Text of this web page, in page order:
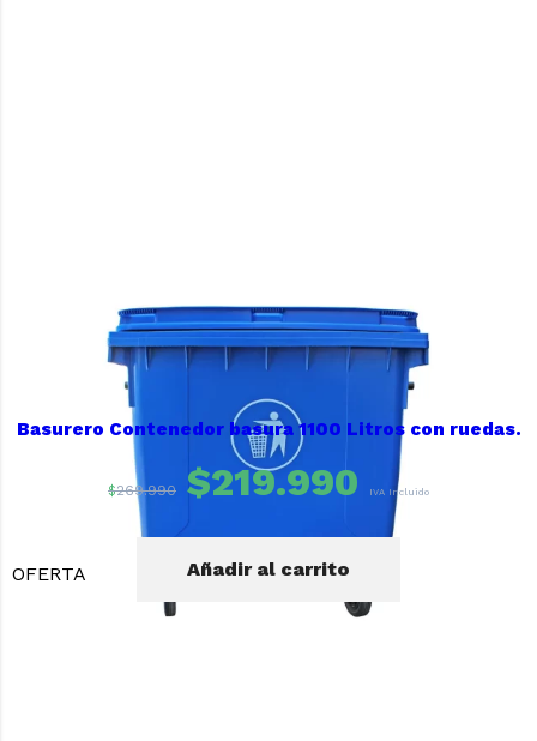
Basurero Contenedor basura 1100 Litros con ruedas.
$269.990 $219.990 IVA Incluido
Añadir al carrito
OFERTA